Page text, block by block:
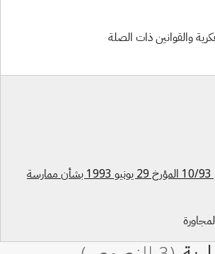
والقوانين ذات الصلة
المرسوم التشريعي رقم 10/93 المؤرخ 29 يونيو 1993 بشأن ممارسة